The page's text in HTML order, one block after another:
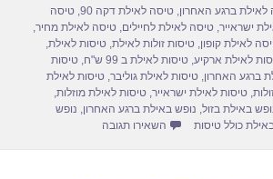
לאילת ברגע האחרון ,טיסה לאילת דקה 90 ,טיסה
ישראייר ,טיסה לאילת לחיילים ,טיסה לאילת מחיר
לאילת קופון ,טיסות זולות לאילת ,טיסות לאילת
לאילת ארקיע ,טיסות לאילת ב 99 ש"ח ,טיסות
ברגע האחרון ,טיסות לאילת גוליבר ,טיסות לאילת
,טיסות לאילת ישראייר ,טיסות לאילת מוזלות
באילת בזול נופש באילת ברגע האחרון נופש
כולל טיסות השאירו תגובה